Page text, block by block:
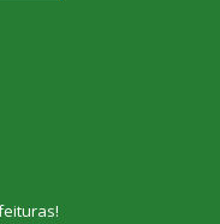
!